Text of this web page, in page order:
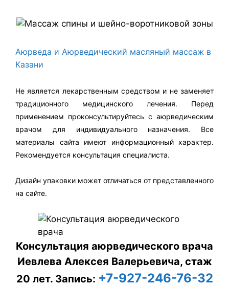
Аюрведа и Аюрведический масляный массаж в
Казани
Не является лекарственным средством и не заменяет
традиционного медицинского лечения. Перед
применением проконсультируйтесь с аюрведическим
врачом для индивидуального назначения. Все
материалы сайта имеют информационный характер.
Рекомендуется консультация специалиста.
Дизайн упаковки может отличаться от представленного
на сайте.
Консультация аюрведического врача
Иевлева Алексея Валерьевича, стаж
20 лет. Запись: +7-927-246-76-32